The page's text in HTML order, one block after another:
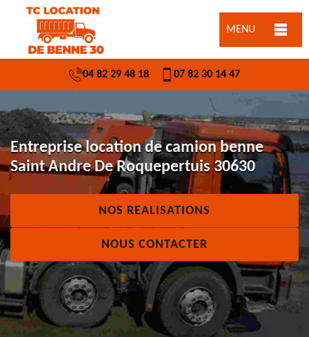
MENU
04 82 29 48 18 07 82 30 14 47
Entreprise location de camion benne
Saint Andre De Roquepertuis 30630
NOS REALISATIONS
NOUS CONTACTER